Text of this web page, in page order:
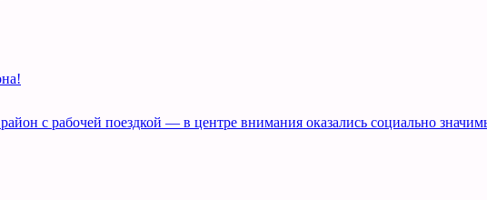
с рабочей поездкой — в центре внимания оказались социально